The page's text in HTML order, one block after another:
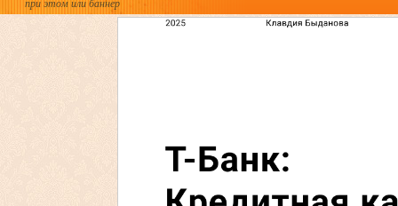
при этом или баннер